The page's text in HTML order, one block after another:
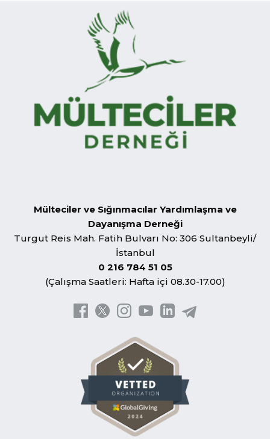
Mülteciler ve Sığınmacılar Yardımlaşma ve
Dayanışma Derneği
Turgut Reis Mah. Fatih Bulvarı No: 306 Sultanbeyli/
İstanbul
0 216 784 51 05
(Çalışma Saatleri: Hafta içi 08.30-17.00)